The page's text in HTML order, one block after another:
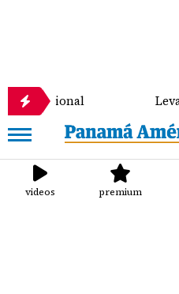
Levantan
videos premium